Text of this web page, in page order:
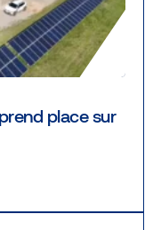
place sur